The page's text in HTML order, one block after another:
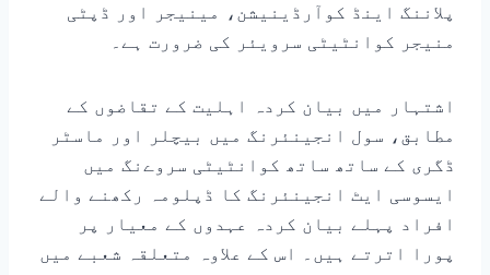
پلاننگ اینڈ کوآرڈینیشن، مینیجر اور ڈپٹی
منیجر کوانٹیٹی سرویئر کی ضرورت ہے۔
اشتہار میں بیان کردہ اہلیت کے تقاضوں کے
مطابق، سول انجینئرنگ میں بیچلر اور ماسٹر
ڈگری کے ساتھ ساتھ کوانٹیٹی سروےنگ میں
ایسوسی ایٹ انجینئرنگ کا ڈپلومہ رکھنے والے
افراد پہلے بیان کردہ عہدوں کے معیار پر
پورا اترتے ہیں۔ اس کے علاوہ متعلقہ شعبے میں